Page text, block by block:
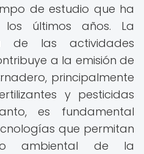
de estudio que ha
últimos años. La
de las actividades
a la emisión de
principalmente
y pesticidas
es fundamental
que permitan
ambiental de la